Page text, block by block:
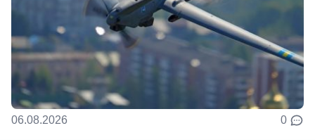
06.08.2026 0